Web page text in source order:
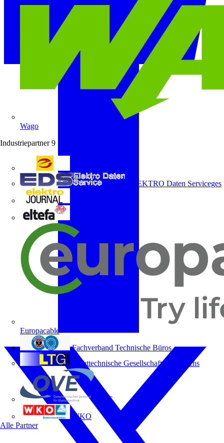
Wago
Industriepartner 9
ELEKTRO Daten Serviceges
Europacable
Fachverband Technische Büros
Lichttechnische Gesellschaft Österreichs
OVE
WKO
Alle Partner